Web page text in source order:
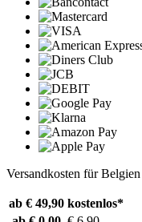
Versandkosten für Belgien
ab € 49,90 kostenlos*